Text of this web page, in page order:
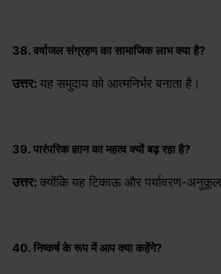
38. वर्षाजल संग्रहण का सामाजिक लाभ क्या है?
उत्तर: यह समुदाय को आत्मनिर्भर बनाता है।
39. पारंपरिक ज्ञान का महत्व क्यों बढ़ रहा है?
उत्तर: क्योंकि यह टिकाऊ और पर्यावरण-अनुकूल
40. निष्कर्ष के रूप में आप क्या कहेंगे?